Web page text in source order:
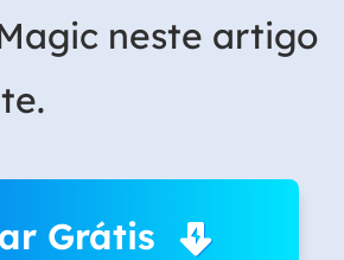
neste artigo
Grátis